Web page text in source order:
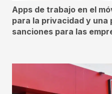
Apps de trabajo en el
para la privacidad y una
sanciones para las